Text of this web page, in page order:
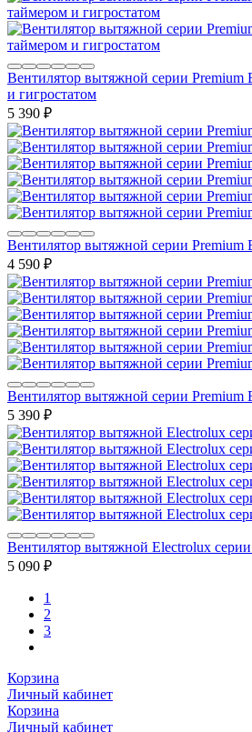
Вентилятор вытяжной серии Premium
и гигростатом
5 390 ₽
Вентилятор вытяжной серии Premium
4 590 ₽
Вентилятор вытяжной серии Premium
5 390 ₽
Вентилятор вытяжной Electrolux
5 090 ₽
1
2
3
Корзина
Личный кабинет
Корзина
Личный кабинет